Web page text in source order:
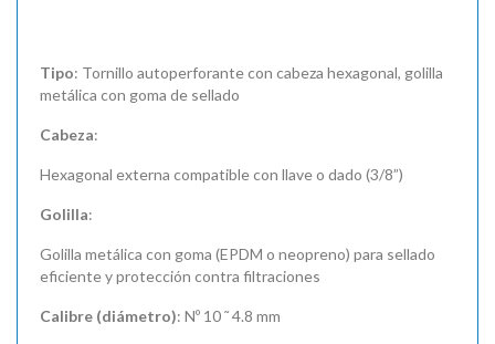
Tipo: Tornillo autoperforante con cabeza hexagonal, golilla
metálica con goma de sellado
Cabeza:
Hexagonal externa compatible con llave o dado (3/8”)
Golilla:
Golilla metálica con goma (EPDM o neopreno) para sellado
eficiente y protección contra filtraciones
Calibre (diámetro): Nº 10 ˜ 4.8 mm